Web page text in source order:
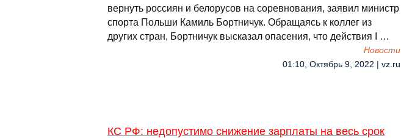
вернуть россиян и белорусов на соревнования, заявил министр
спорта Польши Камиль Бортничук. Обращаясь к коллег из
других стран, Бортничук высказал опасения, что действия I …
Новости
01:10, Октябрь 9, 2022 | vz.ru
КС РФ: недопустимо снижение зарплаты на весь срок